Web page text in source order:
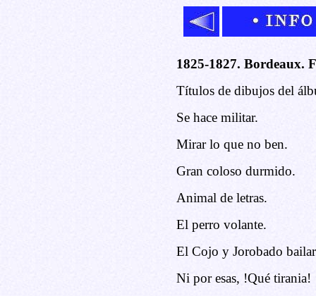
1825-1827. Bordeaux.
Títulos de dibujos del
Se hace militar.
Mirar lo que no ben.
Gran coloso durmido.
Animal de letras.
El perro volante.
El Cojo y Jorobado
Ni por esas, !Qué tirania!